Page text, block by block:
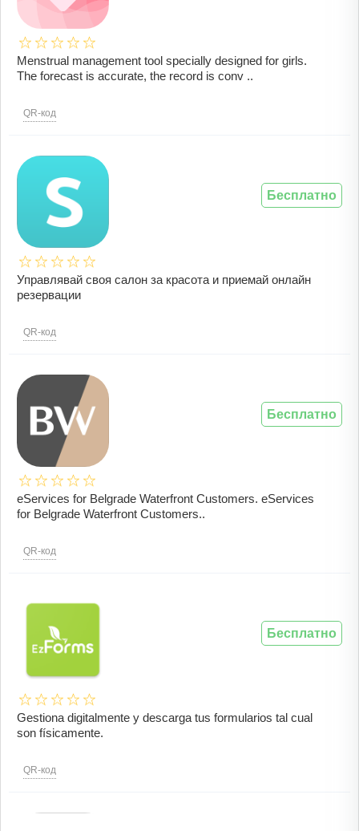
Menstrual management tool specially designed for girls.
The forecast is accurate, the record is conv ..
QR-код
Управлявай своя салон за красота и приемай онлайн
резервации
QR-код
Бесплатно
eServices for Belgrade Waterfront Customers. eServices
for Belgrade Waterfront Customers..
QR-код
Бесплатно
Gestiona digitalmente y descarga tus formularios tal cual
son físicamente.
QR-код
Бесплатно